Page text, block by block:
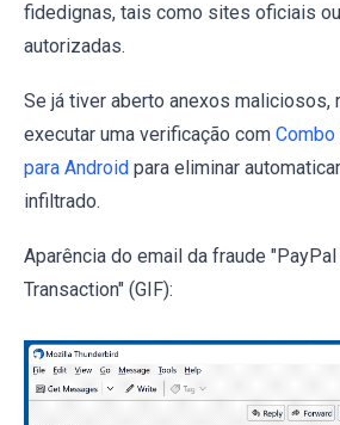
fidedignas, tais como sites oficiais
autorizadas.
Se já tiver aberto anexos maliciosos,
executar uma verificação com Combo
para Android para eliminar
infiltrado.
Aparência do email da fraude
Transaction" (GIF):